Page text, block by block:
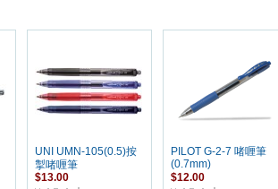
UNI UMN-105(0.5)按
掣啫喱筆
$13.00
PILOT G-2-7 啫喱筆
(0.7mm)
$12.00